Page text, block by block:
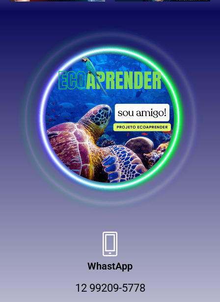
WhastApp
12 99209-5778